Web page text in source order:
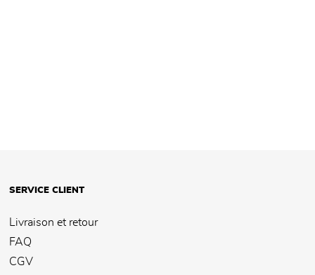
SERVICE CLIENT
Livraison et retour
FAQ
CGV